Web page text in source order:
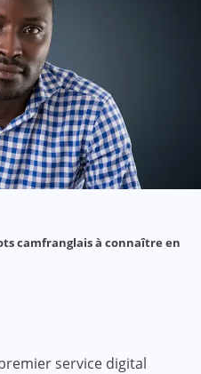
camfranglais à connaître en
service digital